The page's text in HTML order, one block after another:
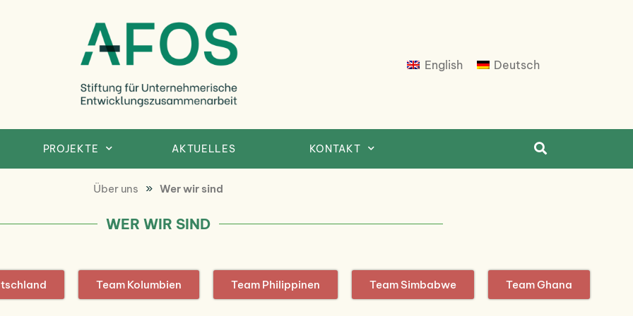
Afosfoundation
Afosfoundation
English Deutsch
PROJEKTE AKTUELLES KONTAKT
Über uns » Wer wir sind
WER WIR SIND
Team Kolumbien Team Philippinen Team Simbabwe Team Ghana